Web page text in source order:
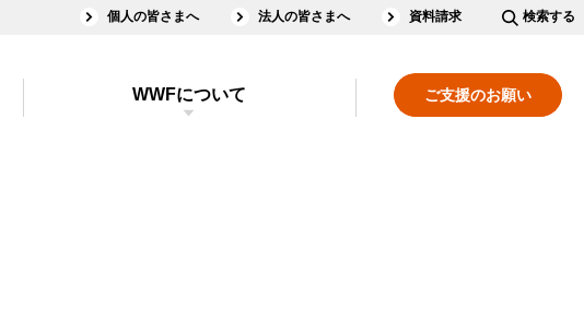
個人の皆さまへ 法人の皆さまへ 資料請求 検索する
ご支援のお願い
WWFについて